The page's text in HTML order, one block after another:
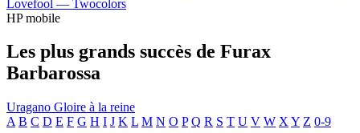
Lovefool — Twocolors
HP mobile
Les plus grands succès de Furax
Barbarossa
Uragano Gloire à la reine
A B C D E F G H I J K L M N O P Q R S T U V W X Y Z 0-9